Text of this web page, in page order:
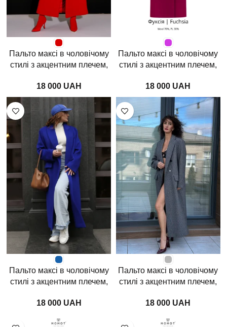
Пальто максі в чоловічому
стилі з акцентним плечем,
UAH
Пальто максі в чоловічому
стилі з акцентним плечем,
UAH
Пальто максі в чоловічому
стилі з акцентним плечем,
UAH
Пальто максі в чоловічому
стилі з акцентним плечем,
UAH